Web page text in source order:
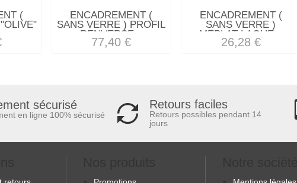
(
ENCADREMENT (
SANS VERRE ) PROFIL
RENVERSE...
77,40 €
ENCADREMENT (
SANS VERRE )
MEPLAT LAQUE...
26,28 €
sécurisé
en ligne 100% sécurisé
Retours faciles
Retours possibles pendant 14
jours